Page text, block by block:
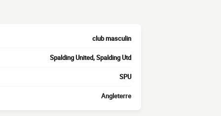
club masculin
Spalding United, Spalding Utd
SPU
Angleterre